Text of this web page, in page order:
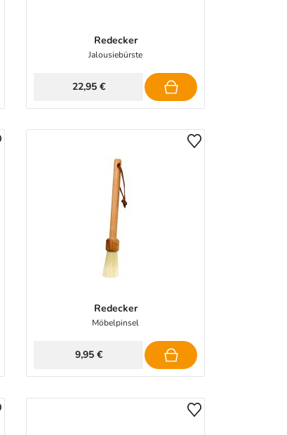
Redecker
Jalousiebürste
22,95 €
Redecker
Möbelpinsel
9,95 €